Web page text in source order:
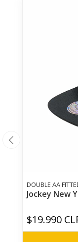
DOUBLE AA
Jockey New
$19.990